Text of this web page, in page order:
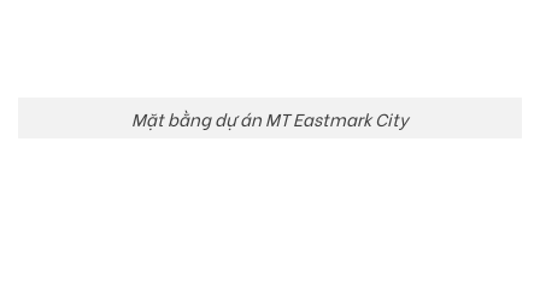
Mặt bằng dự án MT Eastmark City